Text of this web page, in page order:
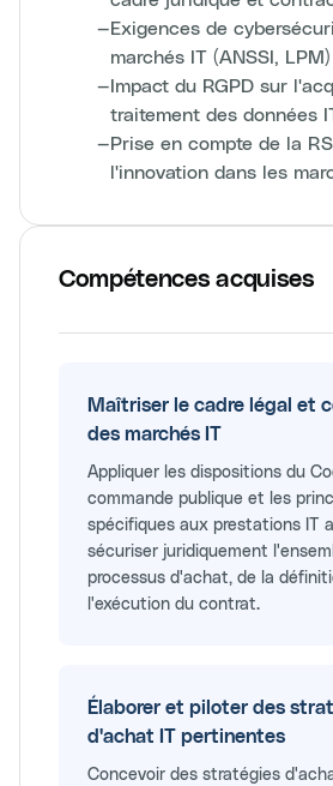
—Exigences de
marchés IT (ANSSI, LPM)
—Impact du RGPD sur
traitement des données
—Prise en compte de la
l'innovation dans les
Compétences acquises
Maîtriser le cadre légal et
des marchés IT
Appliquer les dispositions du
commande publique et les
spécifiques aux prestations IT
sécuriser juridiquement
processus d'achat, de la
l'exécution du contrat.
Élaborer et piloter des
d'achat IT pertinentes
Concevoir des stratégies